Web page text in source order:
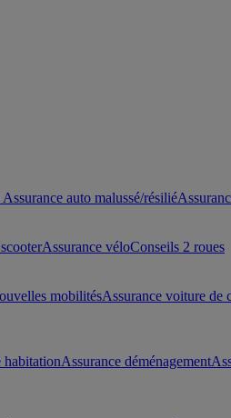
auto malussé/résilié
Assurance véloConseils 2 roues
mobilitésAssurance voiture de
habitationAssurance déménagement